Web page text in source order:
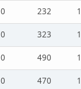
0 232
0 323
0 490
0 470